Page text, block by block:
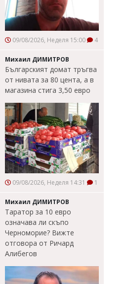
09/08/2026, Неделя 15:00 4
Михаил ДИМИТРОВ
Българският домат тръгва
от нивата за 80 цента, а в
магазина стига 3,50 евро
09/08/2026, Неделя 14:31 1
Михаил ДИМИТРОВ
Таратор за 10 евро
означава ли скъпо
Черноморие? Вижте
отговора от Ричард
Алибегов